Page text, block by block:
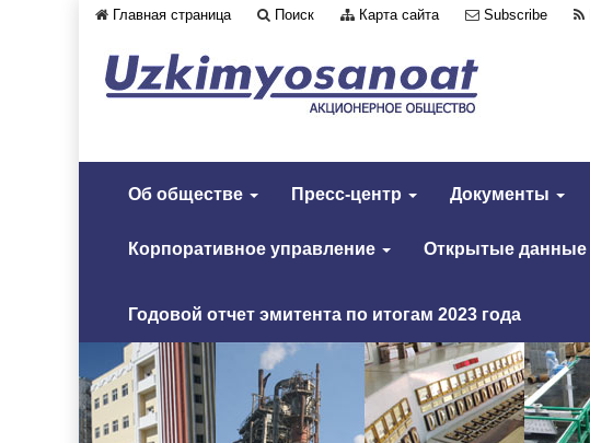
Главная страница Поиск Карта сайта Subscribe
Об обществе Пресс-центр Документы
Корпоративное управление Открытые данные
Годовой отчет эмитента по итогам 2023 года